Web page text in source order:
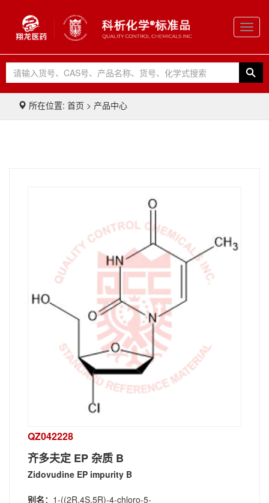
所在位置: 首页 > 产品中心
QZ042228
齐多夫定 EP 杂质 B
Zidovudine EP impurity B
别名： 1-((2R,4S,5R)-4-chloro-5-